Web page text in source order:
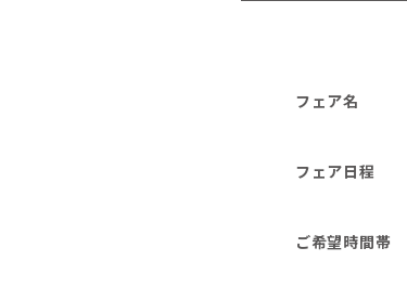
フェア名
フェア日程
ご希望時間帯